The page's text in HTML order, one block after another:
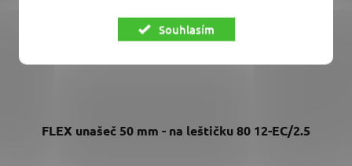
Souhlasím
FLEX unašeč 50 mm - na leštičku 80 12-EC/2.5